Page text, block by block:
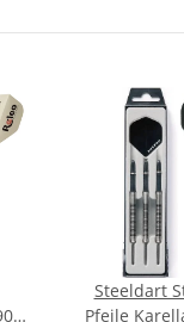
Steeldart
Pfeile